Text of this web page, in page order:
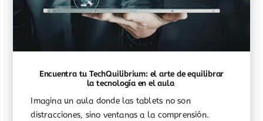
Encuentra tu TechQuilibrium: el arte de equilibrar
la tecnología en el aula
Imagina un aula donde las tablets no son
distracciones, sino ventanas a la comprensión.